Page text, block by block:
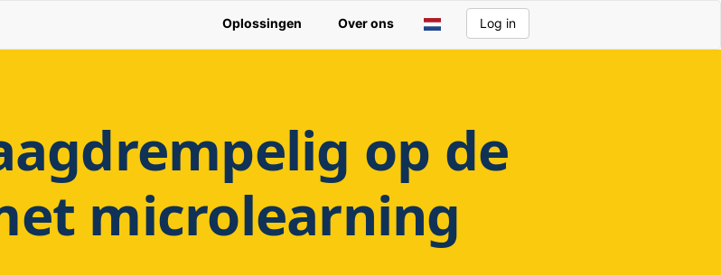
Oplossingen Over ons Log in
op de
microlearning